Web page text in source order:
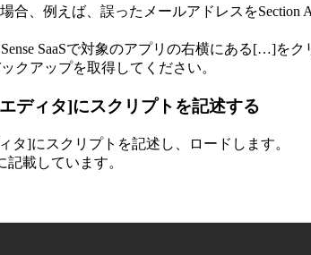
合、例えば、誤ったメールアドレスをSection
SaaSで対象のアプリの右横にある[…]を
クアップを取得してください。
ディタ]にスクリプトを記述する
タ]にスクリプトを記述し、ロードします。
載しています。